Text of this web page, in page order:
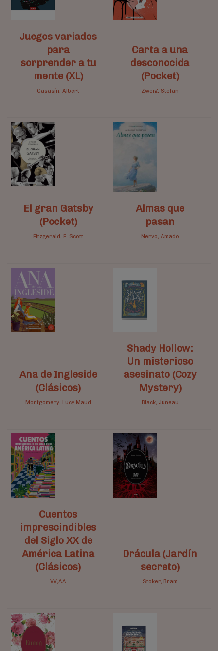
Juegos variados
para
sorprender a tu
mente (XL)
Casasín, Albert
Carta a una
desconocida
(Pocket)
Zweig, Stefan
El gran Gatsby
(Pocket)
Fitzgerald, F. Scott
Almas que
pasan
Nervo, Amado
Ana de Ingleside
(Clásicos)
Montgomery, Lucy Maud
Shady Hollow:
Un misterioso
asesinato (Cozy
Mystery)
Black, Juneau
Cuentos
imprescindibles
del Siglo XX de
América Latina
(Clásicos)
VV,AA
Drácula (Jardín
secreto)
Stoker, Bram